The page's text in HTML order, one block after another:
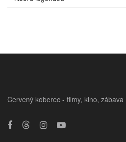
Červený koberec - filmy, kino, zábava